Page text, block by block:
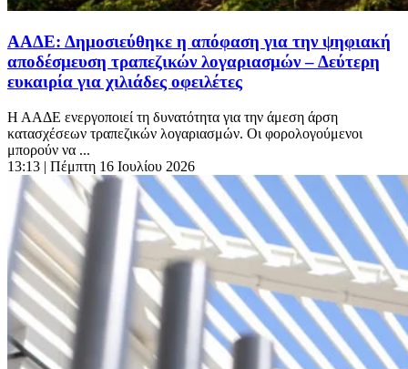
ΑΑΔΕ: Δημοσιεύθηκε η απόφαση για την ψηφιακή
αποδέσμευση τραπεζικών λογαριασμών – Δεύτερη
ευκαιρία για χιλιάδες οφειλέτες
Η ΑΑΔΕ ενεργοποιεί τη δυνατότητα για την άμεση άρση
κατασχέσεων τραπεζικών λογαριασμών. Οι φορολογούμενοι
μπορούν να ...
13:13 | Πέμπτη 16 Ιουλίου 2026